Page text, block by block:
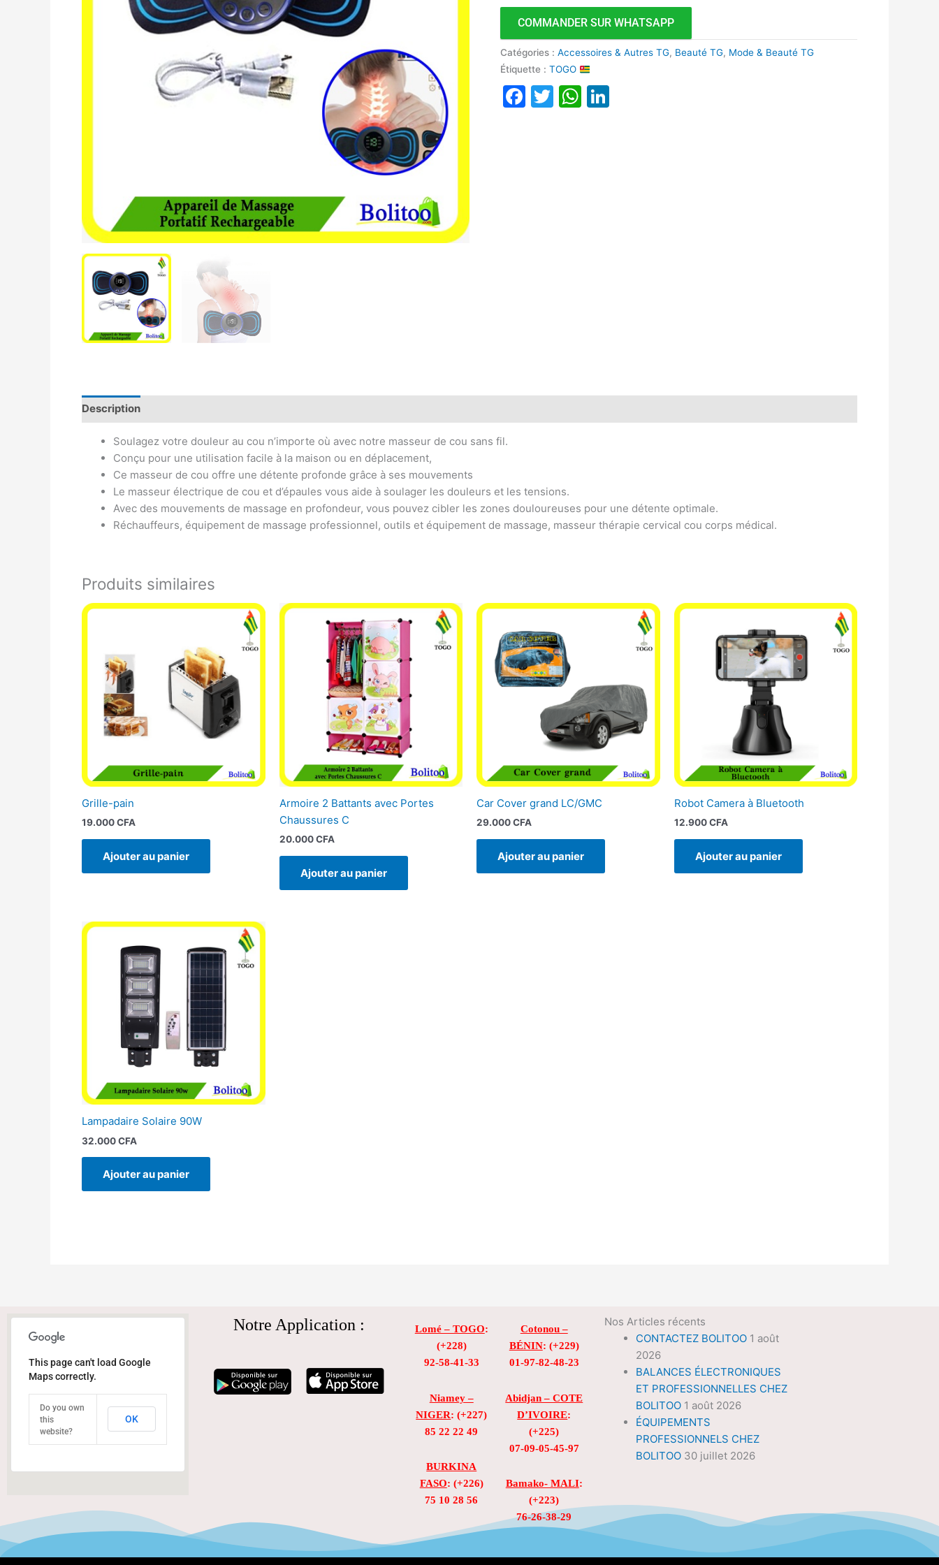
COMMANDER SUR WHATSAPP
Catégories :Accessoires & Autres TG, Beauté TG, Mode & Beauté TG
Étiquette :TOGO
Facebook
TwitterWhatsApp
Description
Soulagez votre douleur au cou n’importe où avec notre masseur de cou sans fil.
Conçu pour une utilisation facile à la maison ou en déplacement,
Ce masseur de cou offre une détente profonde grâce à ses mouvements
Le masseur électrique de cou et d’épaules vous aide à soulager les douleurs et les tensions.
Avec des mouvements de massage en profondeur, vous pouvez cibler les zones douloureuses pour une détente optimale.
Réchauffeurs, équipement de massage professionnel, outils et équipement de massage, masseur thérapie cervical cou corps médical.
Produits similaires
Grille-pain
19.000CFA
Ajouter au panier
Armoire 2 Battants avec Portes
Chaussures C
20.000CFA
Ajouter au panier
Car Cover grand LC/GMC
29.000CFA
Ajouter au panier
Robot Camera à Bluetooth
12.900CFA
Ajouter au panier
Lampadaire Solaire 90W
32.000CFA
Ajouter au panier
This page can't load Google
Maps correctly.
Do you own
this
website?
OK
Notre Application : Lomé – TOGO:
(+228)
92-58-41-33
Niamey –
NIGER: (+227)
85 22 22 49
BURKINA
FASO: (+226)
75 10 28 56
Cotonou –
BÉNIN: (+229)
01-97-82-48-23
Abidjan – COTE
D’IVOIRE:
(+225)
07-09-05-45-97
Bamako- MALI:
(+223)
76-26-38-29
Nos Articles récents
CONTACTEZ BOLITOO 1 août
2026
BALANCES ÉLECTRONIQUES
ET PROFESSIONNELLES CHEZ
BOLITOO 1 août 2026
ÉQUIPEMENTS
PROFESSIONNELS CHEZ
BOLITOO 30 juillet 2026